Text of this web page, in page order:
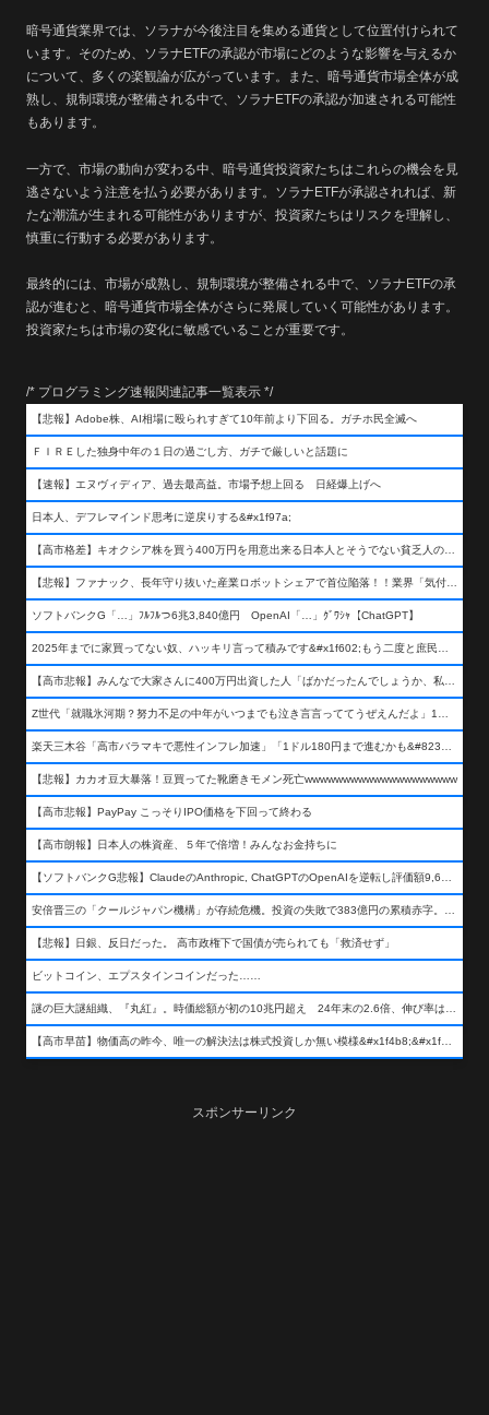
暗号通貨業界では、ソラナが今後注目を集める通貨として位置付けられて
います。そのため、ソラナETFの承認が市場にどのような影響を与えるか
について、多くの楽観論が広がっています。また、暗号通貨市場全体が成
熟し、規制環境が整備される中で、ソラナETFの承認が加速される可能性
もあります。
一方で、市場の動向が変わる中、暗号通貨投資家たちはこれらの機会を見
逃さないよう注意を払う必要があります。ソラナETFが承認されれば、新
たな潮流が生まれる可能性がありますが、投資家たちはリスクを理解し、
慎重に行動する必要があります。
最終的には、市場が成熟し、規制環境が整備される中で、ソラナETFの承
認が進むと、暗号通貨市場全体がさらに発展していく可能性があります。
投資家たちは市場の変化に敏感でいることが重要です。
/* プログラミング速報関連記事一覧表示 */
【悲報】Adobe株、AI相場に殴られすぎて10年前より下回る。ガチホ民全滅へ
ＦＩＲＥした独身中年の１日の過ごし方、ガチで厳しいと話題に
【速報】エヌヴィディア、過去最高益。市場予想上回る 日経爆上げへ
日本人、デフレマインド思考に逆戻りする&#x1f97a;
【高市格差】キオクシア株を買う400万円を用意出来る日本人とそうでない貧乏人の差が超広まるって事よ
【悲報】ファナック、長年守り抜いた産業ロボットシェアで首位陥落！！業界「気付いたら一気に抜かれていた…」
ソフトバンクG「…」ﾌﾙﾌﾙつ6兆3,840億円 OpenAI「…」ｸﾞﾜｼｬ【ChatGPT】
2025年までに家買ってない奴、ハッキリ言って積みです&#x1f602;もう二度と庶民が買える値段になりません&#x1f602;&#x1f602;&#x1f602;
【高市悲報】みんなで大家さんに400万円出資した人「ばかだったんでしょうか、私は&#x1f622;」
Z世代「就職氷河期？努力不足の中年がいつまでも泣き言言っててうぜえんだよ」1万いいね
楽天三木谷「高市バラマキで悪性インフレ加速」「1ドル180円まで進むかも&#8230;もう看過できない」
【悲報】カカオ豆大暴落！豆買ってた靴磨きモメン死亡wwwwwwwwwwwwwwwwwwww
【高市悲報】PayPay こっそりIPO価格を下回って終わる
【高市朗報】日本人の株資産、５年で倍増！みんなお金持ちに
【ソフトバンクG悲報】ClaudeのAnthropic, ChatGPTのOpenAIを逆転し評価額9,650億ドル (約154兆円) の世界一価値あるAI企業に……
安倍晋三の「クールジャパン機構」が存続危機。投資の失敗で383億円の累積赤字。2025年度決算も大赤字の可能性。責任の所在はウヤムヤ
【悲報】日銀、反日だった。 高市政権下で国債が売られても「救済せず」
ビットコイン、エプスタインコインだった……
謎の巨大謎組織、『丸紅』。時価総額が初の10兆円超え 24年末の2.6倍、伸び率は謎組織首位
【高市早苗】物価高の昨今、唯一の解決法は株式投資しか無い模様&#x1f4b8;&#x1f4b8;&#x1f4b8;
スポンサーリンク